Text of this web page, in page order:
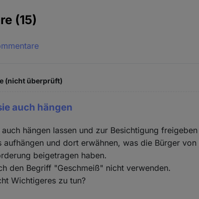
(15)
(nicht überprüft)
auch hängen
hängen lassen und zur Besichtigung
aufhängen und dort erwähnen, was die Bürger
beigetragen haben.
den Begriff "Geschmeiß" nicht verwenden.
Wichtigeres zu tun?